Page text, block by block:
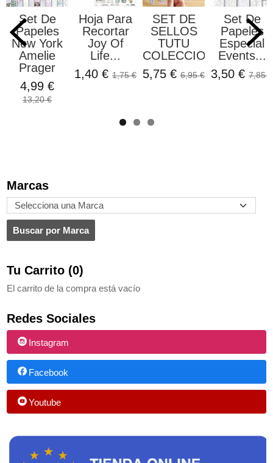
Marcas
Tu Carrito (0)
El carrito de la compra está vacío
Redes Sociales
Instagram
Facebook
Youtube
Set De
Papeles
New York
Amelie
Prager
4,99 €
13,20 €
Hoja Para
Recortar
Joy Of
Life...
1,40 € 1,75 €
SET DE
SELLOS
TUTU
COLECCION...
5,75 € 6,95 €
Set De
Papeles
Especial
Events...
3,50 € 7,85 €